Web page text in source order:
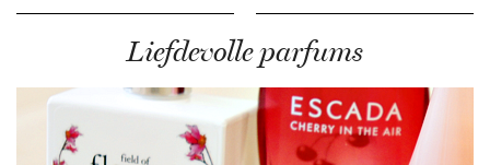
Liefdevolle parfums